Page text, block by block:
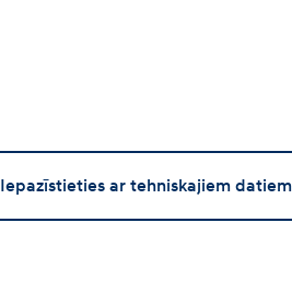
Iepazīstieties ar tehniskajiem